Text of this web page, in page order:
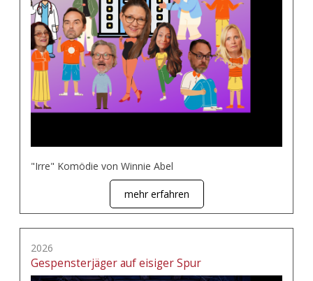
"Irre" Komödie von Winnie Abel
mehr erfahren
2026
Gespensterjäger auf eisiger Spur